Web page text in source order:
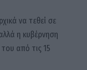
να τεθεί σε
η κυβέρνηση
από τις 15